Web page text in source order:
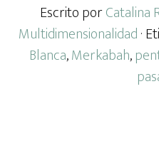
Escrito porCatalina
Multidimensionalidad·
Blanca,Merkabah,